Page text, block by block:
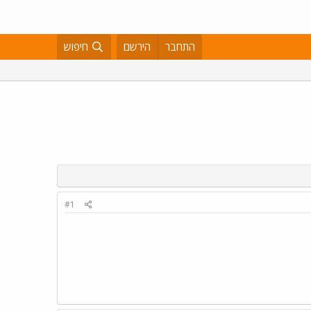
התחבר הירשם חיפוש
#1